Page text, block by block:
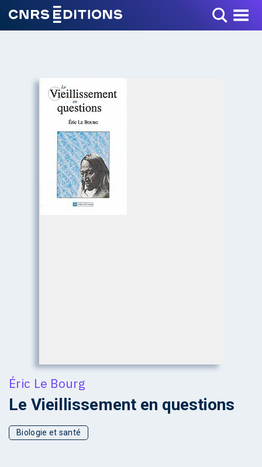
Toggle Menu
+
Éric Le Bourg
Le Vieillissement en questions
Biologie et santé